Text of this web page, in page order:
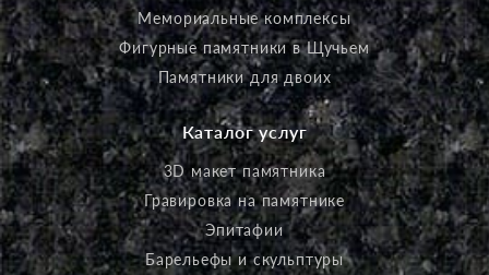
Мемориальные комплексы
Фигурные памятники в Щучьем
Памятники для двоих
Каталог услуг
3D макет памятника
Гравировка на памятнике
Эпитафии
Барельефы и скульптуры